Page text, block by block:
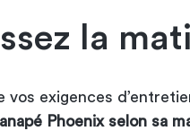
la
vos exigences
Phoenix selon sa